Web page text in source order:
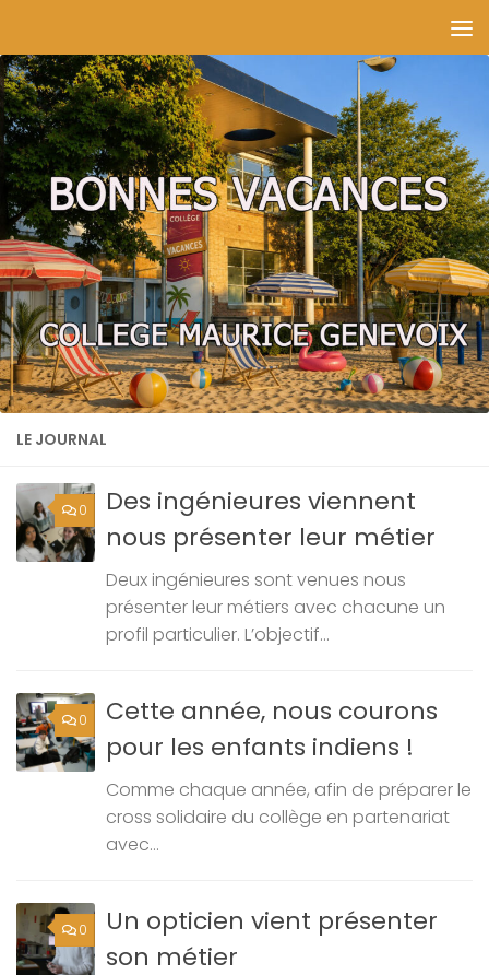
LE JOURNAL
0
Des ingénieures viennent
nous présenter leur métier
Deux ingénieures sont venues nous
présenter leur métiers avec chacune un
profil particulier. L’objectif...
0
Cette année, nous courons
pour les enfants indiens !
Comme chaque année, afin de préparer le
cross solidaire du collège en partenariat
avec...
0
Un opticien vient présenter
son métier